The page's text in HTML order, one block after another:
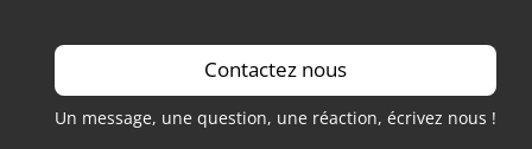
Contactez nous
Un message, une question, une réaction, écrivez nous !